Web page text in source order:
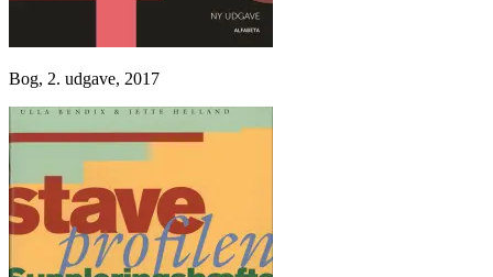
Bog, 2. udgave, 2017